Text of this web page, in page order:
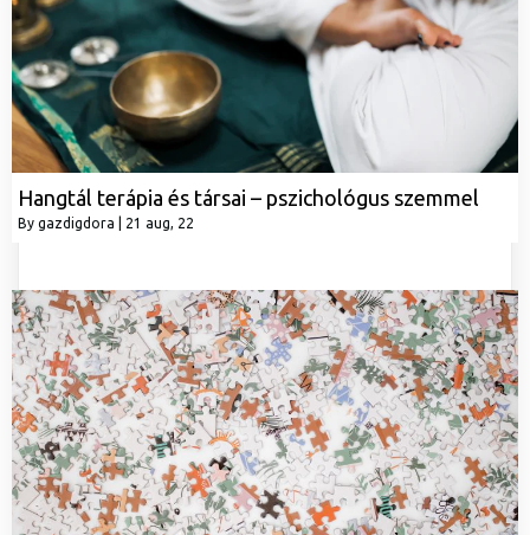
Hangtál terápia és társai – pszichológus szemmel
By gazdigdora 21 aug, 22